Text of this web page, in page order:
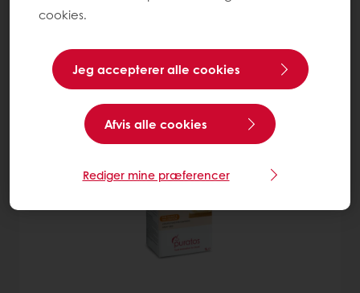
Vegatabilske toppings
item
cookies.
Jeg accepterer alle cookies
Afvis alle cookies
Rediger mine præferencer